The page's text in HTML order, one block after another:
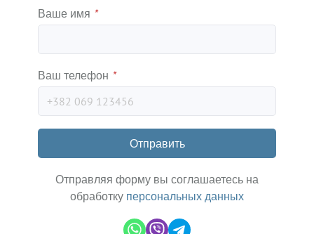
Ваше имя *
Ваш телефон *
Отправить
Отправляя форму вы соглашаетесь на
обработку персональных данных